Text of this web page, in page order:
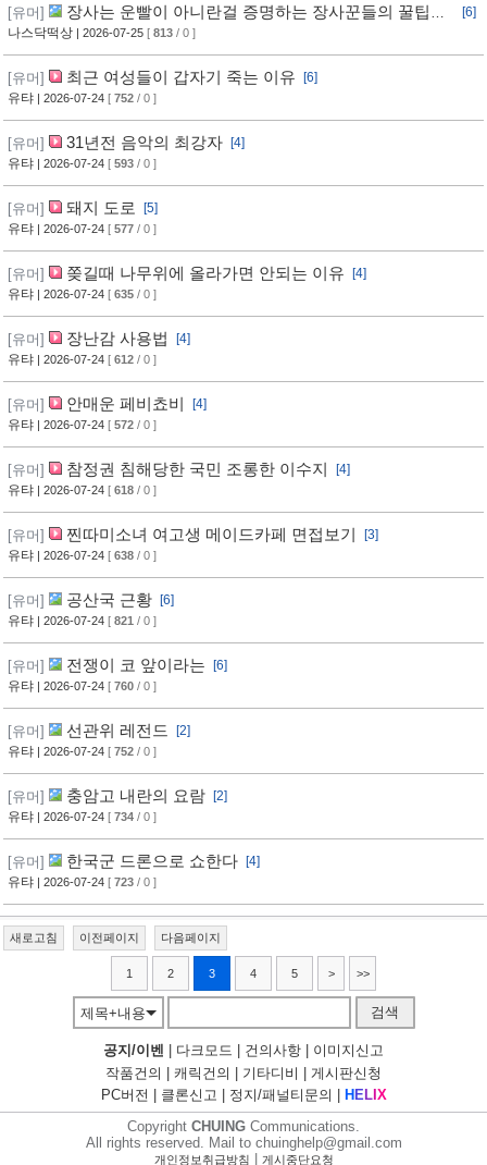
[유머]
장사는 운빨이 아니란걸 증명하는 장사꾼들의 꿀팁과
임기응변 수준 ㄷㄷ
[6]
나스닥떡상 | 2026-07-25 [ 813 / 0 ]
[유머] 최근 여성들이 갑자기 죽는 이유
[6]
유탸 | 2026-07-24 [ 752 / 0 ]
[유머] 31년전 음악의 최강자
[4]
유탸 | 2026-07-24 [ 593 / 0 ]
[유머] 돼지 도로
[5]
유탸 | 2026-07-24 [ 577 / 0 ]
[유머] 쫒길때 나무위에 올라가면 안되는 이유
[4]
유탸 | 2026-07-24 [ 635 / 0 ]
[유머] 장난감 사용법
[4]
유탸 | 2026-07-24 [ 612 / 0 ]
[유머] 안매운 페비쵸비
[4]
유탸 | 2026-07-24 [ 572 / 0 ]
[유머] 참정권 침해당한 국민 조롱한 이수지
[4]
유탸 | 2026-07-24 [ 618 / 0 ]
[유머] 찐따미소녀 여고생 메이드카페 면접보기
[3]
유탸 | 2026-07-24 [ 638 / 0 ]
[유머] 공산국 근황
[6]
유탸 | 2026-07-24 [ 821 / 0 ]
[유머] 전쟁이 코 앞이라는
[6]
유탸 | 2026-07-24 [ 760 / 0 ]
[유머] 선관위 레전드
[2]
유탸 | 2026-07-24 [ 752 / 0 ]
[유머] 충암고 내란의 요람
[2]
유탸 | 2026-07-24 [ 734 / 0 ]
[유머] 한국군 드론으로 쇼한다
[4]
유탸 | 2026-07-24 [ 723 / 0 ]
새로고침 이전페이지 다음페이지
1 2 3 4 5 > >>
제목+내용 검색
공지/이벤 다크모드 건의사항
이미지신고
작품건의
캐릭건의 기타디비
게시판신청
PC버전
클론신고 정지/패널티문의 H ELI X
Copyright CHUING Communications.
All rights reserved. Mail to chuinghelp@gmail.com
개인정보취급방침 게시중단요청